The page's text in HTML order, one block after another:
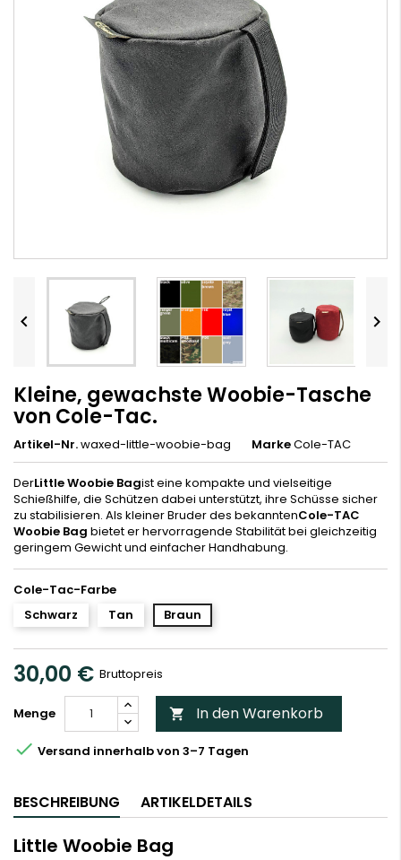
 
Kleine, gewachste Woobie-Tasche
von Cole-Tac.
Artikel-Nr.waxed-little-woobie-bag MarkeCole-TAC
DerLittle Woobie Bagist eine kompakte und vielseitige
Schießhilfe, die Schützen dabei unterstützt, ihre Schüsse sicher
zu stabilisieren. Als kleiner Bruder des bekanntenCole-TAC
Woobie Bag bietet er hervorragende Stabilität bei gleichzeitig
geringem Gewicht und einfacher Handhabung.
Cole-Tac-Farbe
Schwarz
Tan Braun
30,00 € Bruttopreis
Menge  In den Warenkorb
 Versand innerhalb von 3–7 Tagen
BESCHREIBUNG ARTIKELDETAILS
Little Woobie Bag